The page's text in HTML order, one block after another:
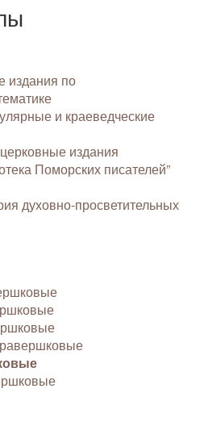
издания по
и краеведческие
издания
Поморских писателей”
духовно-просветительных